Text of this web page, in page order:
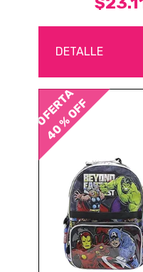
DETALLE
OFERTA
40 % OFF